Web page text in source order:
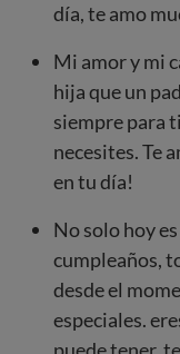
día, te amo
Mi amor y mi
hija que un
siempre para
necesites. Te
en tu día!
No solo hoy
cumpleaños,
desde el
especiales.